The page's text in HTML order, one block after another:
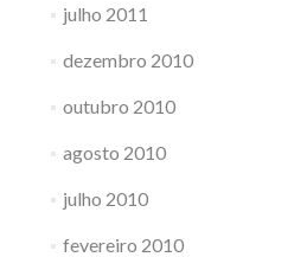
julho 2011
dezembro 2010
outubro 2010
agosto 2010
julho 2010
fevereiro 2010